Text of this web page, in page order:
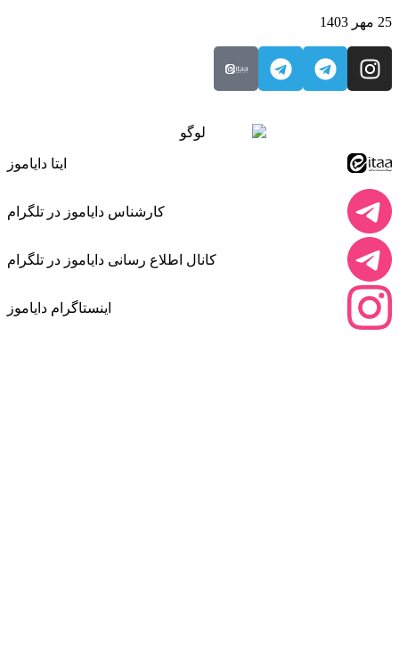
1403
ایتا دایاموز
کارشناس دایاموز در تلگرام
کانال اطلاع رسانی دایاموز در تلگرام
اینستاگرام دایاموز